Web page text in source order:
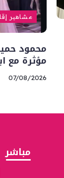
مشاهير
محمود
مؤثرة مع
07/08/2026
مباشر